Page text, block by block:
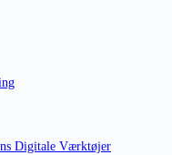
Digitale Værktøjer